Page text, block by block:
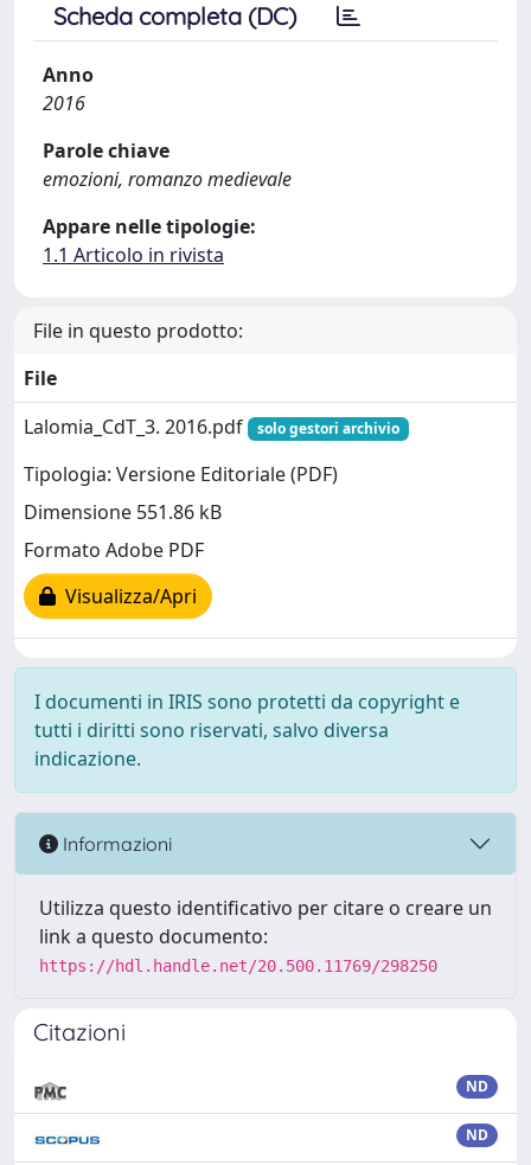
Scheda completa (DC)
Anno
2016
Parole chiave
emozioni, romanzo medievale
Appare nelle tipologie:
1.1 Articolo in rivista
File in questo prodotto:
File
Lalomia_CdT_3. 2016.pdf
solo gestori archivio
Tipologia: Versione Editoriale (PDF)
Dimensione 551.86 kB
Formato Adobe PDF
Visualizza/Apri
I documenti in IRIS sono protetti da copyright e
tutti i diritti sono riservati, salvo diversa
indicazione.
Informazioni
Utilizza questo identificativo per citare o creare un
link a questo documento:
https://hdl.handle.net/20.500.11769/298250
Citazioni
ND
ND